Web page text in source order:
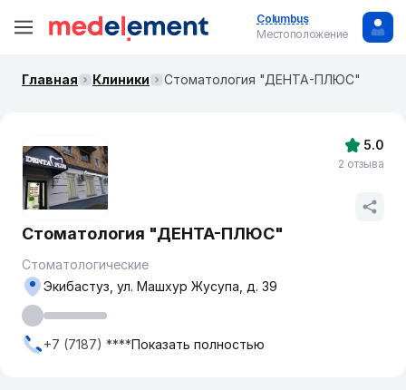
Columbus
Местоположение
Главная Клиники Стоматология "ДЕНТА-ПЛЮС"
Стоматология "ДЕНТА-ПЛЮС"
Стоматологические
Экибастуз, ул. Машхур Жусупа, д. 39
+7 (7187) ****Показать полностью
5.0
2 отзыва